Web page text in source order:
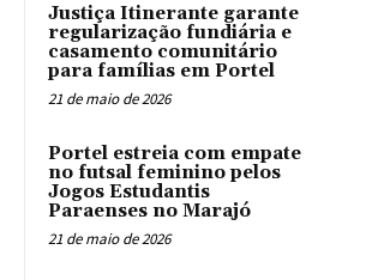
Justiça Itinerante garante
regularização fundiária e
casamento comunitário
para famílias em Portel
21 de maio de 2026
Portel estreia com empate
no futsal feminino pelos
Jogos Estudantis
Paraenses no Marajó
21 de maio de 2026